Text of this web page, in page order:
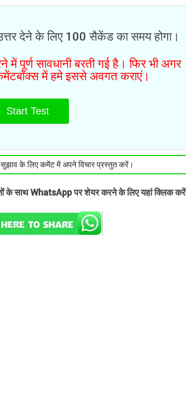
देने के लिए 100 सैकेंड का समय होगा।
पूर्ण सावधानी बरती गई है। फिर भी अगर
में हमे इससे अवगत कराएं।
Start Test
के लिए कमेंट में अपने विचार प्रस्तुत करें।
के साथ WhatsApp पर शेयर करने के लिए यहां क्लिक करें